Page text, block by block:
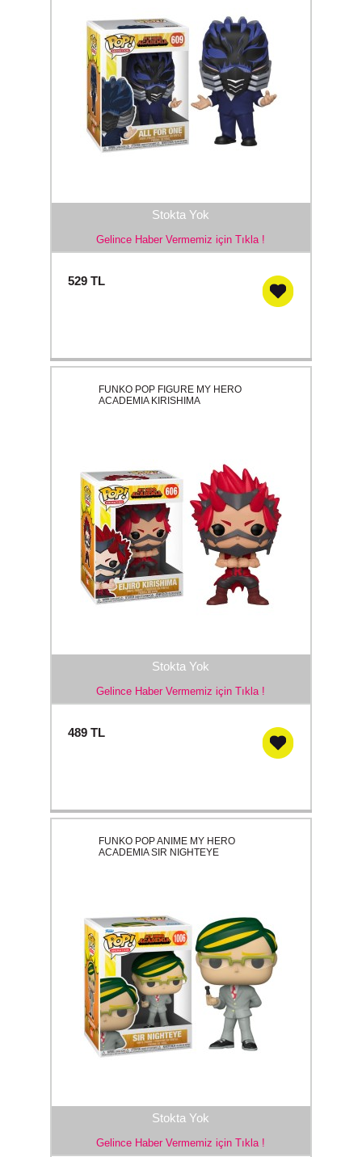
Stokta Yok
Gelince Haber Vermemiz için Tıkla !
529TL
Stokta Yok
Gelince Haber Vermemiz için Tıkla !
FUNKO POP FIGURE MY HERO
ACADEMIA KIRISHIMA
489TL
Stokta Yok
Gelince Haber Vermemiz için Tıkla !
FUNKO POP ANIME MY HERO
ACADEMIA SIR NIGHTEYE